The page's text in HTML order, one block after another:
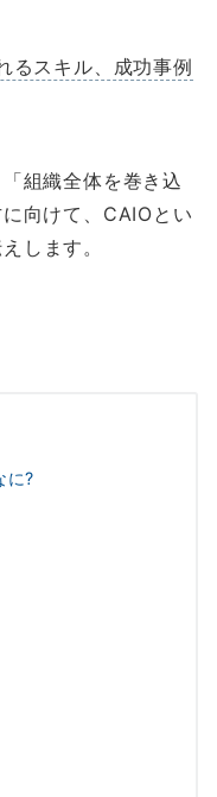
るスキル、成功事例
組織全体を巻き込
向けて、CAIOとい
します。
に?